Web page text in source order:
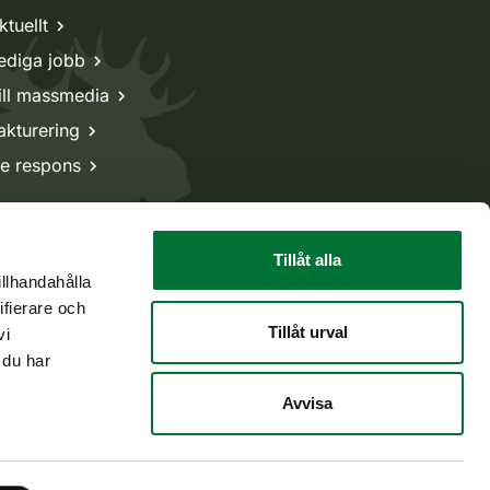
och
har
Tillåt alla
Tillåt urval
Avvisa
jobb
massmedia
respons